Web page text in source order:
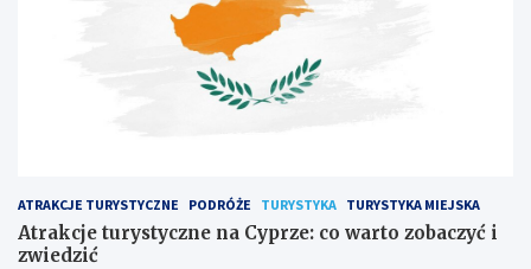
ATRAKCJE TURYSTYCZNE PODRÓŻE TURYSTYKA TURYSTYKA MIEJSKA
Atrakcje turystyczne na Cyprze: co warto zobaczyć i
zwiedzić